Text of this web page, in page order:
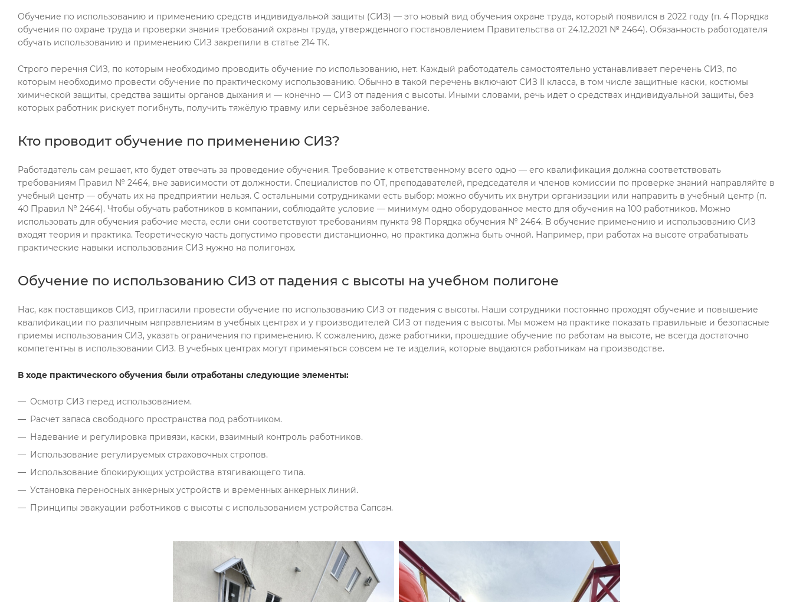
Обучение по использованию и применению средств индивидуальной защиты (СИЗ) — это новый вид обучения охране труда, который появился в 2022 году (п. 4 Порядка
обучения по охране труда и проверки знания требований охраны труда, утвержденного постановлением Правительства от 24.12.2021 № 2464). Обязанность работодателя
обучать использованию и применению СИЗ закрепили в статье 214 ТК.
Строго перечня СИЗ, по которым необходимо проводить обучение по использованию, нет. Каждый работодатель самостоятельно устанавливает перечень СИЗ, по
которым необходимо провести обучение по практическому использованию. Обычно в такой перечень включают СИЗ II класса, в том числе защитные каски, костюмы
химической защиты, средства защиты органов дыхания и — конечно — СИЗ от падения с высоты. Иными словами, речь идет о средствах индивидуальной защиты, без
которых работник рискует погибнуть, получить тяжёлую травму или серьёзное заболевание.
Кто проводит обучение по применению СИЗ?
Работадатель сам решает, кто будет отвечать за проведение обучения. Требование к ответственному всего одно — его квалификация должна соответствовать
требованиям Правил № 2464, вне зависимости от должности. Специалистов по ОТ, преподавателей, председателя и членов комиссии по проверке знаний направляйте в
учебный центр — обучать их на предприятии нельзя. С остальными сотрудниками есть выбор: можно обучить их внутри организации или направить в учебный центр (п.
40 Правил № 2464). Чтобы обучать работников в компании, соблюдайте условие — минимум одно оборудованное место для обучения на 100 работников. Можно
использовать для обучения рабочие места, если они соответствуют требованиям пункта 98 Порядка обучения № 2464. В обучение применению и использованию СИЗ
входят теория и практика. Теоретическую часть допустимо провести дистанционно, но практика должна быть очной. Например, при работах на высоте отрабатывать
практические навыки использования СИЗ нужно на полигонах.
Обучение по использованию СИЗ от падения с высоты на учебном полигоне
Нас, как поставщиков СИЗ, пригласили провести обучение по использованию СИЗ от падения с высоты. Наши сотрудники постоянно проходят обучение и повышение
квалификации по различным направлениям в учебных центрах и у производителей СИЗ от падения с высоты. Мы можем на практике показать правильные и безопасные
приемы использования СИЗ, указать ограничения по применению. К сожалению, даже работники, прошедшие обучение по работам на высоте, не всегда достаточно
компетентны в использовании СИЗ. В учебных центрах могут применяться совсем не те изделия, которые выдаются работникам на производстве.
В ходе практического обучения были отработаны следующие элементы:
Осмотр СИЗ перед использованием.
Расчет запаса свободного пространства под работником.
Надевание и регулировка привязи, каски, взаимный контроль работников.
Использование регулируемых страховочных стропов.
Использование блокирующих устройства втягивающего типа.
Установка переносных анкерных устройств и временных анкерных линий.
Принципы эвакуации работников с высоты с использованием устройства Сапсан.